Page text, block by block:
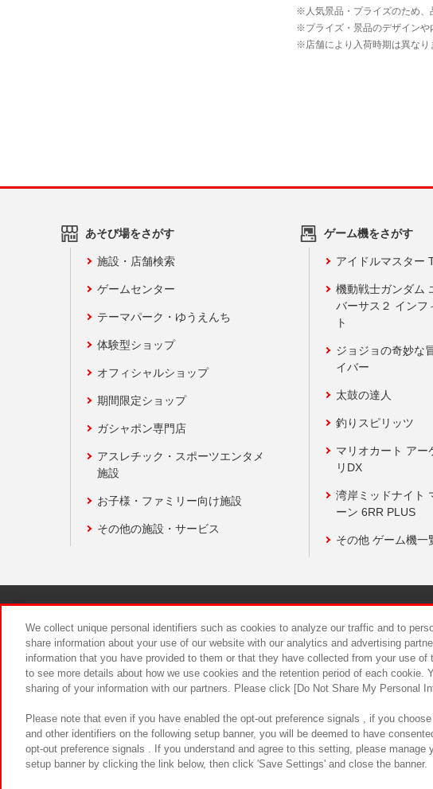
あそび場をさがす
施設・店舗検索
ゲームセンター
テーマパーク・ゆうえんち
体験型ショップ
オフィシャルショップ
期間限定ショップ
ガシャポン専門店
アスレチック・スポーツエンタメ
施設
お子様・ファミリー向け施設
その他の施設・サービス
ゲーム機をさがす
アイドルマスター
機動戦士ガンダム
バーサス２ インフ
ト
ジョジョの奇妙な
イバー
太鼓の達人
釣りスピリッツ
マリオカート アー
リDX
湾岸ミッドナイト
ーン 6RR PLUS
その他 ゲーム機一
食品のご提供について
We collect unique personal identifiers such as cookies to analyze our traffic and to
share information about your use of our website with our analytics and advertising
information that you have provided to them or that they have collected from your use
to see more details about how we use cookies and the retention period of each cookie.
sharing of your information with our partners. Please click [Do Not Share My Personal
Please note that even if you have enabled the opt-out preference signals , if you
and other identifiers on the following setup banner, you will be deemed to have
opt-out preference signals . If you understand and agree to this setting, please manage
setup banner by clicking the link below, then click 'Save Settings' and close the banner.